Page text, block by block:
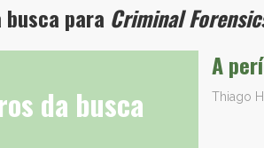
para Criminal
da busca
A
Thiago